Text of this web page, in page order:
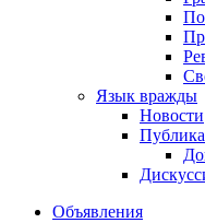
Язык вражды
Новости
Объявления